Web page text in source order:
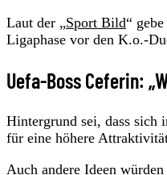
Laut der „Sport Bild“
Ligaphase vor den K.o.-
Uefa-Boss Ceferin:
Hintergrund sei, dass sich
für eine höhere
Auch andere Ideen